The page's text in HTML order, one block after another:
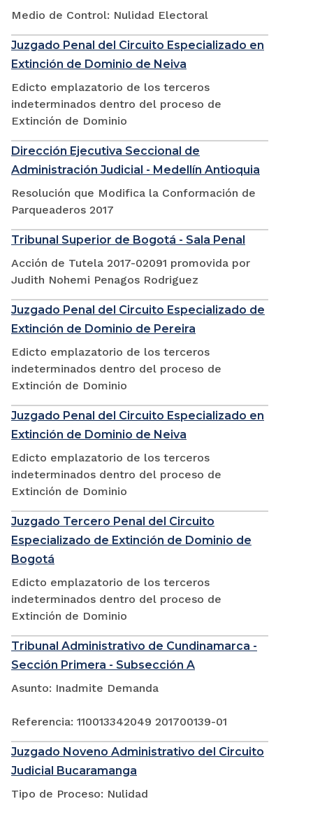
Medio de Control: Nulidad Electoral
Juzgado Penal del Circuito Especializado en
Extinción de Dominio de Neiva
Edicto emplazatorio de los terceros
indeterminados dentro del proceso de
Extinción de Dominio
Dirección Ejecutiva Seccional de
Administración Judicial - Medellín Antioquia
Resolución que Modifica la Conformación de
Parqueaderos 2017
Tribunal Superior de Bogotá - Sala Penal
Acción de Tutela 2017-02091 promovida por
Judith Nohemi Penagos Rodriguez
Juzgado Penal del Circuito Especializado de
Extinción de Dominio de Pereira
Edicto emplazatorio de los terceros
indeterminados dentro del proceso de
Extinción de Dominio
Juzgado Penal del Circuito Especializado en
Extinción de Dominio de Neiva
Edicto emplazatorio de los terceros
indeterminados dentro del proceso de
Extinción de Dominio
Juzgado Tercero Penal del Circuito
Especializado de Extinción de Dominio de
Bogotá
Edicto emplazatorio de los terceros
indeterminados dentro del proceso de
Extinción de Dominio
Tribunal Administrativo de Cundinamarca -
Sección Primera - Subsección A
Asunto: Inadmite Demanda
Referencia: 110013342049 201700139-01
Juzgado Noveno Administrativo del Circuito
Judicial Bucaramanga
Tipo de Proceso: Nulidad